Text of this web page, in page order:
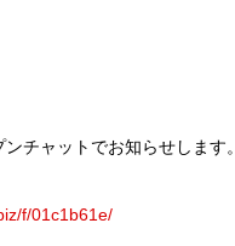
チャットでお知らせします。
f/01c1b61e/